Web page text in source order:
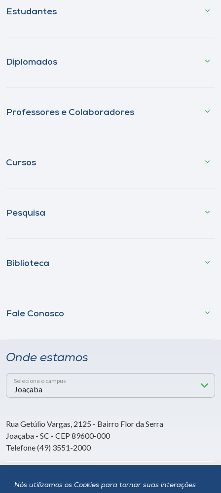
Nós utilizamos os Cookies para tornar suas interações
Estudantes
Diplomados
Professores e Colaboradores
Cursos
Pesquisa
Biblioteca
Fale Conosco
Onde estamos
Selecione o campus
Rua Getúlio Vargas, 2125 - Bairro Flor da Serra
Joaçaba - SC - CEP 89600-000
Telefone (49) 3551-2000
Siga a Unoesc